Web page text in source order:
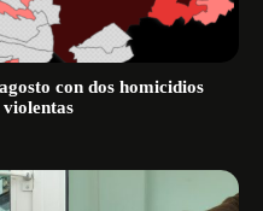
con dos homicidios
violentas